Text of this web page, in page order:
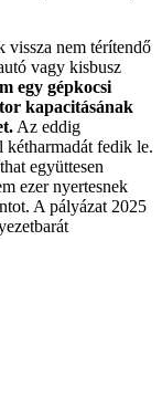
vissza nem térítendő
vagy kisbusz
egy gépkocsi
kapacitásának
Az eddig
kétharmadát fedik le.
együttesen
ezer nyertesnek
A pályázat 2025